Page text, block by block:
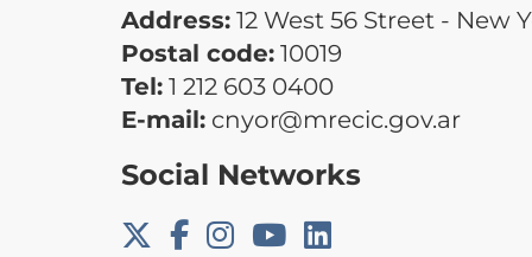
Address: 12 West 56 Street - New
Postal code: 10019
Tel: 1 212 603 0400
E-mail: cnyor@mrecic.gov.ar
Social Networks